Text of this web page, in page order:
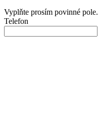
Vyplňte prosím povinné pole.
Telefon